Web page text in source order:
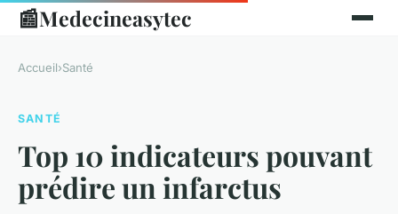
📰Medecineasytec
Accueil›Santé
SANTÉ
Top 10 indicateurs pouvant
prédire un infarctus